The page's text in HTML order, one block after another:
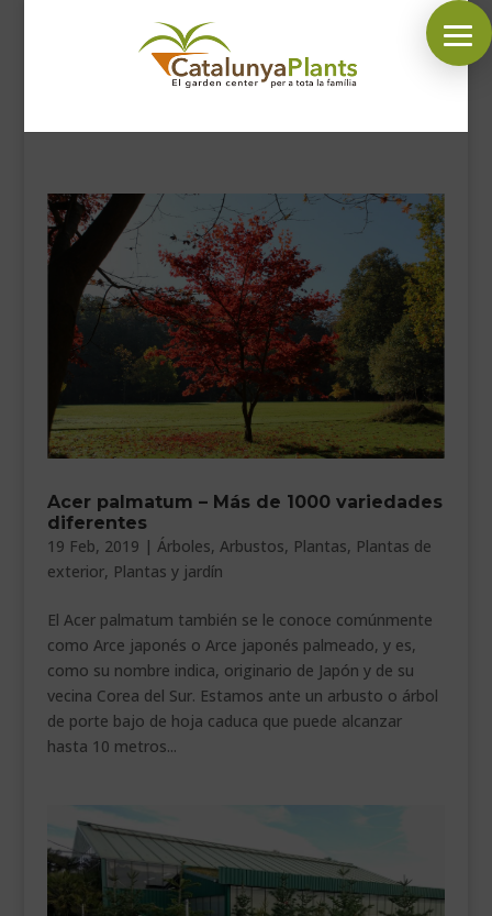
SÍGUENOS EN:
INICIO
PLANTAS
COMPLEMENTOS JARDÍN
MASCOTAS
DECORACIÓN
HORARIO GARDEN
CONTACTAR
___________________________
VEURE EN CATALÀ
Acer palmatum – Más de 1000 variedades
diferentes
19 Feb, 2019 | Árboles, Arbustos, Plantas, Plantas de
exterior, Plantas y jardín
El Acer palmatum también se le conoce comúnmente
como Arce japonés o Arce japonés palmeado, y es,
como su nombre indica, originario de Japón y de su
vecina Corea del Sur. Estamos ante un arbusto o árbol
de porte bajo de hoja caduca que puede alcanzar
hasta 10 metros...